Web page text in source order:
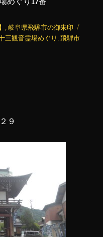
,岐阜県飛騨市の御朱印
三観音霊場めぐり ,飛騨市
９